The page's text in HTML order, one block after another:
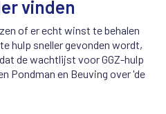
vinden
of er echt winst te behalen
hulp sneller gevonden wordt,
de wachtlijst voor GGZ-hulp
Pondman en Beuving over 'de